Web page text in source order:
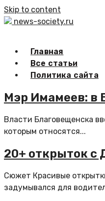
Skip to content
news-society.ru
Главная
Все статьи
Политика сайта
Мэр Имамеев: в
Власти Благовещенска
которым относятся...
20+ открыток с
Сюжет Красивые
задумывался для